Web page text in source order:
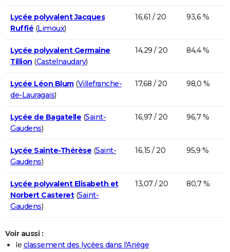
Lycée polyvalent Jacques
Ruffié (Limoux)
16,61 / 20 93,6 %
Lycée polyvalent Germaine
Tillion (Castelnaudary)
14,29 / 20 84,4 %
Lycée Léon Blum(Villefranche-
de-Lauragais)
17,68 / 20 98,0 %
Lycée de Bagatelle (Saint-
Gaudens)
16,97 / 20 96,7 %
Lycée Sainte-Thérèse (Saint-
Gaudens)
16,15 / 20 95,9 %
Lycée polyvalent Elisabeth et
Norbert Casteret(Saint-
Gaudens)
13,07 / 20 80,7 %
Voir aussi :
le classement des lycées dans l'Ariège